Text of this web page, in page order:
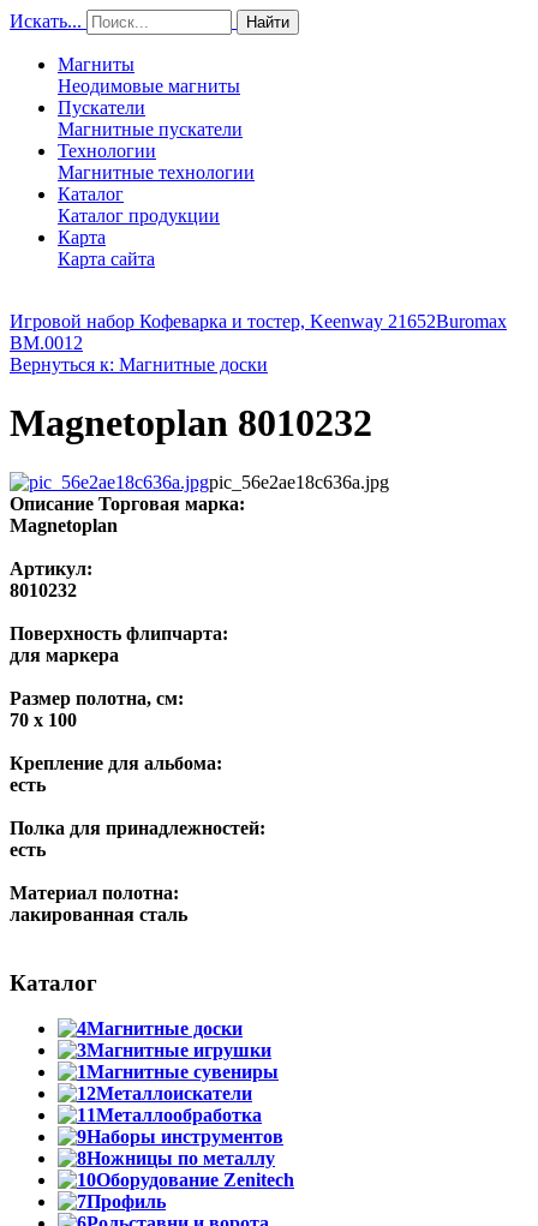
Искать... Найти
Магниты
Неодимовые магниты
Пускатели
Магнитные пускатели
Технологии
Магнитные технологии
Каталог
Каталог продукции
Карта
Карта сайта
Игровой набор Кофеварка и тостер, Keenway 21652Buromax
BM.0012
Вернуться к: Магнитные доски
Magnetoplan 8010232
pic_56e2ae18c636a.jpg
Описание Торговая марка:
Magnetoplan
Артикул:
8010232
Поверхность флипчарта:
для маркера
Размер полотна, см:
70 х 100
Крепление для альбома:
есть
Полка для принадлежностей:
есть
Материал полотна:
лакированная сталь
Каталог
Магнитные доски
Магнитные игрушки
Магнитные сувениры
Металлоискатели
Металлообработка
Наборы инструментов
Ножницы по металлу
Оборудование Zenitech
Профиль